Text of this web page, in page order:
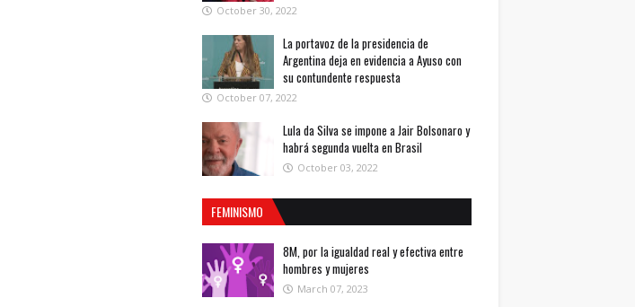
October 30, 2022
La portavoz de la presidencia de
Argentina deja en evidencia a Ayuso con
su contundente respuesta
October 07, 2022
Lula da Silva se impone a Jair Bolsonaro y
habrá segunda vuelta en Brasil
October 03, 2022
FEMINISMO
8M, por la igualdad real y efectiva entre
hombres y mujeres
March 07, 2023